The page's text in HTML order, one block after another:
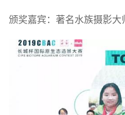
颁奖嘉宾：著名水族摄影大